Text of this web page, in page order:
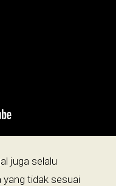
juga selalu
yang tidak sesuai